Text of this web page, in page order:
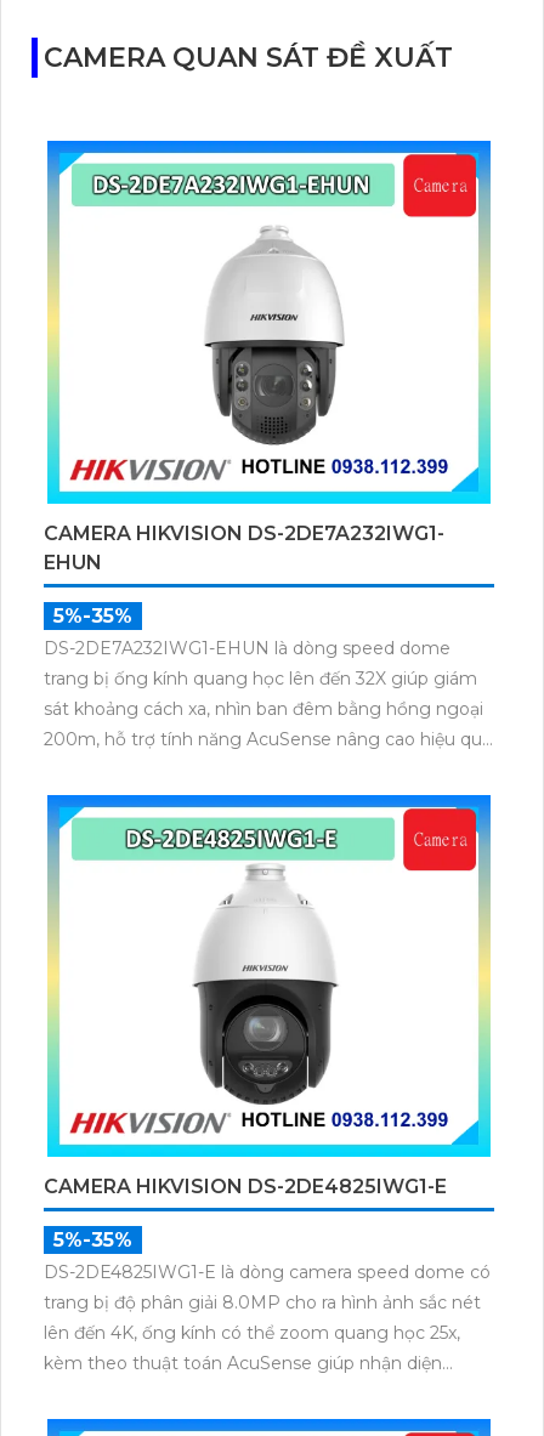
CAMERA QUAN SÁT ĐỀ XUẤT
CAMERA HIKVISION DS-2DE7A232IWG1-
EHUN
5%-35%
DS-2DE7A232IWG1-EHUN là dòng speed dome
trang bị ống kính quang học lên đến 32X giúp giám
sát khoảng cách xa, nhìn ban đêm bằng hồng ngoại
200m, hỗ trợ tính năng AcuSense nâng cao hiệu quả
nghệ Self-learning
CAMERA HIKVISION DS-2DE4825IWG1-E
5%-35%
DS-2DE4825IWG1-E là dòng camera speed dome có
trang bị độ phân giải 8.0MP cho ra hình ảnh sắc nét
lên đến 4K, ống kính có thể zoom quang học 25x,
kèm theo thuật toán AcuSense giúp nhận diện
ngoại tầm xa lên đến 100m.